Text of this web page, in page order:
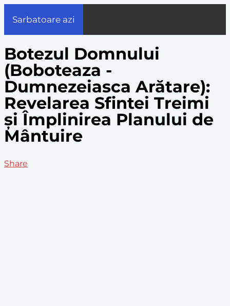
Sarbatoare azi
Botezul Domnului
(Boboteaza -
Dumnezeiasca Arătare):
Revelarea Sfintei Treimi
și Împlinirea Planului de
Mântuire
Share